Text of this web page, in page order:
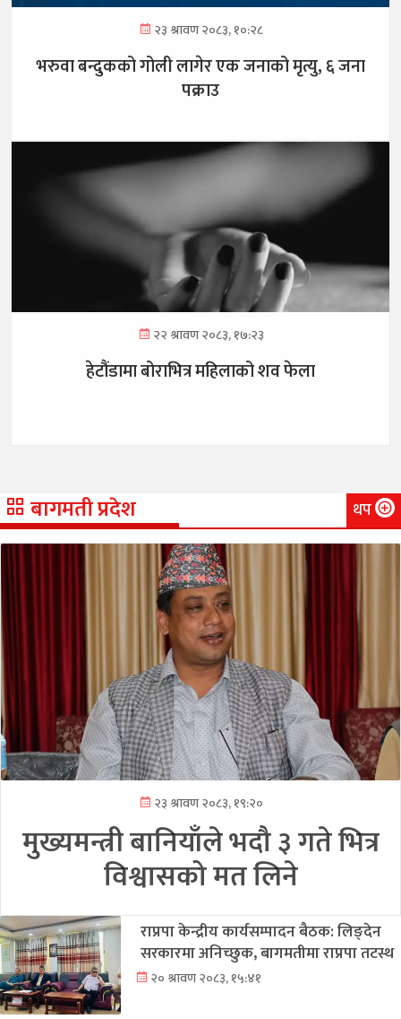
२३ श्रावण २०८३, १०:२८
भरुवा बन्दुकको गोली लागेर एक जनाको मृत्यु, ६ जना
पक्राउ
२२ श्रावण २०८३, १७:२३
हेटौंडामा बोराभित्र महिलाको शव फेला
बागमती प्रदेश थप
२३ श्रावण २०८३, १९:२०
मुख्यमन्त्री बानियाँले भदौ ३ गते भित्र
विश्वासको मत लिने
राप्रपा केन्द्रीय कार्यसम्पादन बैठक: लिङ्देन
सरकारमा अनिच्छुक, बागमतीमा राप्रपा तटस्थ
२० श्रावण २०८३, १५:४१